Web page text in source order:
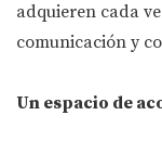
adquieren cada
comunicación y
Un espacio de